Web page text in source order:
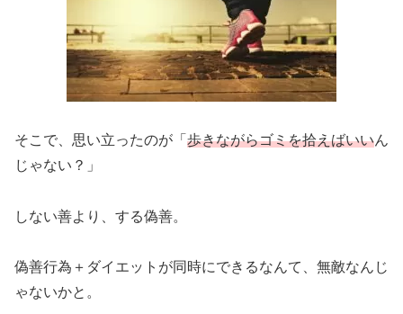
そこで、思い立ったのが「 歩きながらゴミを拾えばいいん
じゃない？」
しない善より、する偽善。
偽善行為＋ダイエットが同時にできるなんて、無敵なんじ
ゃないかと。